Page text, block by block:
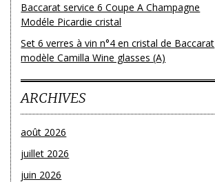
Baccarat service 6 Coupe A Champagne
Modéle Picardie cristal
Set 6 verres à vin n°4 en cristal de Baccarat
modèle Camilla Wine glasses (A)
ARCHIVES
août 2026
juillet 2026
juin 2026